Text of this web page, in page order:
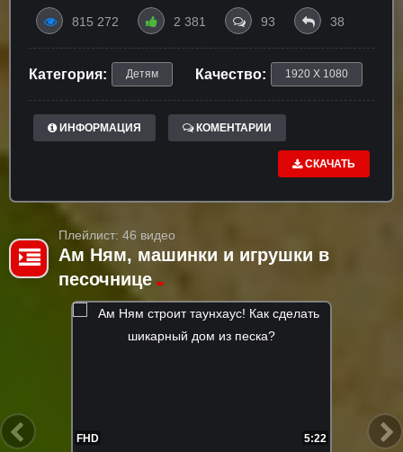
815 272 2 381 93 38
Категория: Детям Качество: 1920 X 1080
ИНФОРМАЦИЯ КОМЕНТАРИИ
СКАЧАТЬ
Плейлист: 46 видео
Ам Ням, машинки и игрушки в
песочнице
FHD 5:22